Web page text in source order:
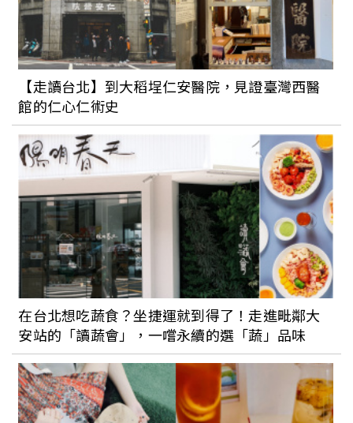
2023韓國賞楓攻略！各地楓葉轉紅時間、
5大絕佳賞楓景點與交通資訊總整理
2023熱門出國旅遊地TOP 10出爐！國人最
愛日本，第二則是渡假天堂泰國，巴黎成
為一上榜歐洲城市
【走讀台北】到大稻埕仁安醫院，見證臺灣西醫
館的仁心仁術史
在台北想吃蔬食？坐捷運就到得了！走進毗鄰大
安站的「讀蔬會」，一嚐永續的選「蔬」品味